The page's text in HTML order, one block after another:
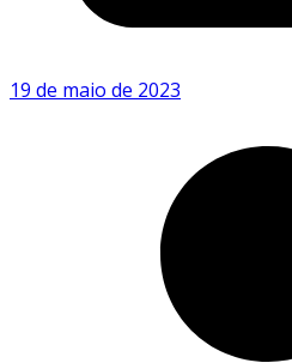
19 de maio de 2023